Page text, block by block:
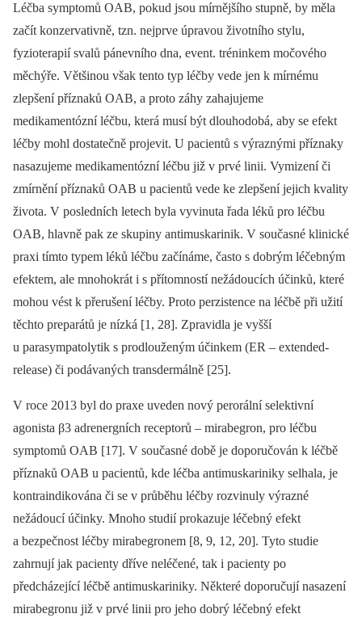
Léčba symptomů OAB, pokud jsou mírnějšího stupně, by měla
začít konzervativně, tzn. nejprve úpravou životního stylu,
fyzioterapií svalů pánevního dna, event. tréninkem močového
měchýře. Většinou však tento typ léčby vede jen k mírnému
zlepšení příznaků OAB, a proto záhy zahajujeme
medikamentózní léčbu, která musí být dlouhodobá, aby se efekt
léčby mohl dostatečně projevit. U pacientů s výraznými příznaky
nasazujeme medikamentózní léčbu již v prvé linii. Vymizení či
zmírnění příznaků OAB u pacientů vede ke zlepšení jejich kvality
života. V posledních letech byla vyvinuta řada léků pro léčbu
OAB, hlavně pak ze skupiny antimuskarinik. V současné klinické
praxi tímto typem léků léčbu začínáme, často s dobrým léčebným
efektem, ale mnohokrát i s přítomností nežádoucích účinků, které
mohou vést k přerušení léčby. Proto perzistence na léčbě při užití
těchto preparátů je nízká [1, 28]. Zpravidla je vyšší
u parasympatolytik s prodlouženým účinkem (ER –⁠ extended-
release) či podávaných transdermálně [25].
V roce 2013 byl do praxe uveden nový perorální selektivní
agonista β3 adrenergních receptorů –⁠ mirabegron, pro léčbu
symptomů OAB [17]. V současné době je doporučován k léčbě
příznaků OAB u pacientů, kde léčba antimuskariniky selhala, je
kontraindikována či se v průběhu léčby rozvinuly výrazné
nežádoucí účinky. Mnoho studií prokazuje léčebný efekt
a bezpečnost léčby mirabegronem [8, 9, 12, 20]. Tyto studie
zahrnují jak pacienty dříve neléčené, tak i pacienty po
předcházející léčbě antimuskariniky. Některé doporučují nasazení
mirabegronu již v prvé linii pro jeho dobrý léčebný efekt